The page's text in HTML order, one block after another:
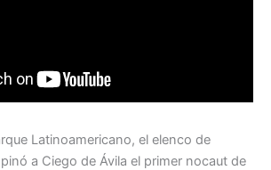
Latinoamericano, el elenco de
a Ciego de Ávila el primer nocaut de